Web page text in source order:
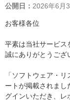
公開日： 2026年6月
お客様各位
平素は当社サービス
誠にありがとうござ
「ソフトウェア・
ートが掲載されまし
グインいただき、レ